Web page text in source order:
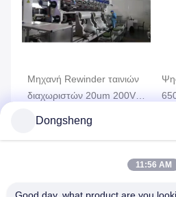
Μηχανή Rewinder ταινιών
διαχωριστών 20um 200V
Βρείτε την καλύτερη τιμή
Dongsheng
11:56 AM